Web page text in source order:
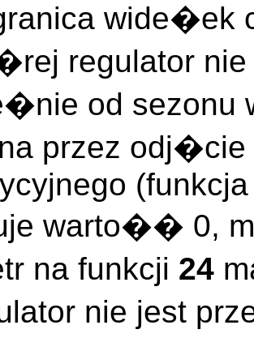
wide�ek
regulator
od
przez
warto�� 0,
na funkcji 24
nie jest